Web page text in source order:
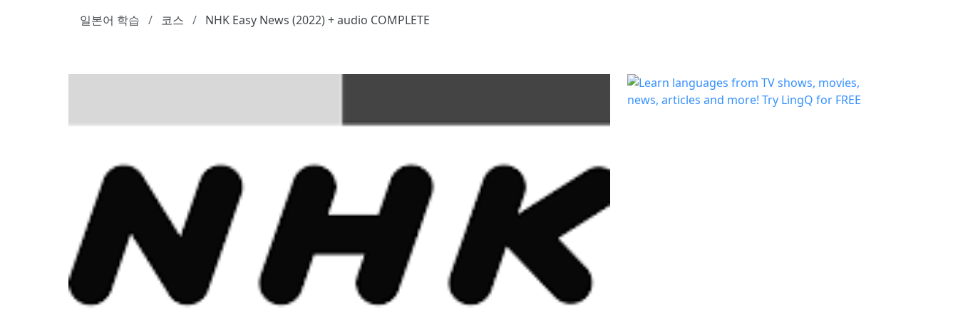
일본어 학습
코스 NHK Easy News (2022) + audio COMPLETE